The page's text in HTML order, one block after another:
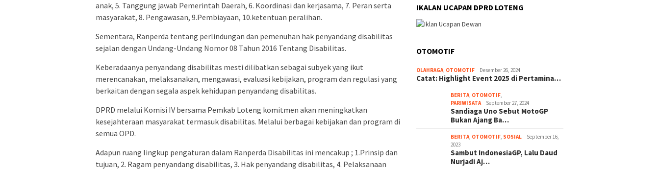
anak, 5. Tanggung jawab Pemerintah Daerah, 6. Koordinasi dan kerjasama, 7. Peran serta
masyarakat, 8. Pengawasan, 9.Pembiayaan, 10.ketentuan peralihan.
Sementara, Ranperda tentang perlindungan dan pemenuhan hak penyandang disabilitas
sejalan dengan Undang-Undang Nomor 08 Tahun 2016 Tentang Disabilitas.
Keberadaanya penyandang disabilitas mesti dilibatkan sebagai subyek yang ikut
merencanakan, melaksanakan, mengawasi, evaluasi kebijakan, program dan regulasi yang
berkaitan dengan segala aspek kehidupan penyandang disabilitas.
DPRD melalui Komisi IV bersama Pemkab Loteng komitmen akan meningkatkan
kesejahteraan masyarakat termasuk disabilitas. Melalui berbagai kebijakan dan program di
semua OPD.
Adapun ruang lingkup pengaturan dalam Ranperda Disabilitas ini mencakup ; 1.Prinsip dan
tujuan, 2. Ragam penyandang disabilitas, 3. Hak penyandang disabilitas, 4. Pelaksanaan
IKALAN UCAPAN DPRD LOTENG
OTOMOTIF
OLAHRAGA, OTOMOTIF Desember 26, 2024
Catat: Highlight Event 2025 di Pertamina…
BERITA, OTOMOTIF,
PARIWISATA
September 27, 2024
Sandiaga Uno Sebut MotoGP
Bukan Ajang Ba…
BERITA, OTOMOTIF, SOSIAL
September 16,
2023
Sambut IndonesiaGP, Lalu Daud
Nurjadi Aj…